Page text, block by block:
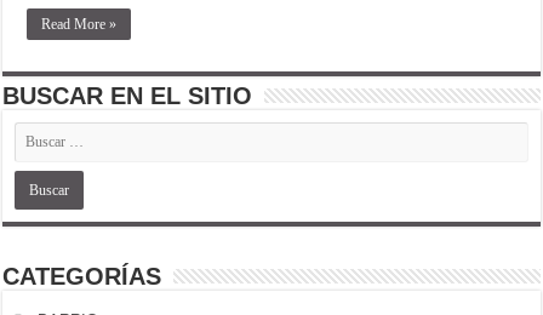
Read More »
BUSCAR EN EL SITIO
CATEGORÍAS